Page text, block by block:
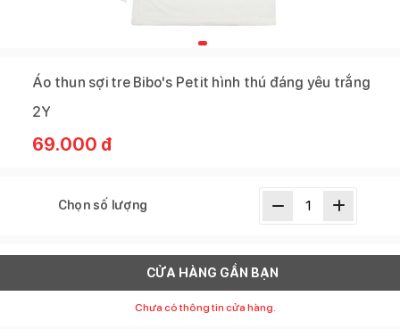
Áo thun sợi tre Bibo's Petit hình thú đáng yêu trắng
2Y
69.000 đ
Chọn số lượng
CỬA HÀNG GẦN BẠN
Chưa có thông tin cửa hàng.